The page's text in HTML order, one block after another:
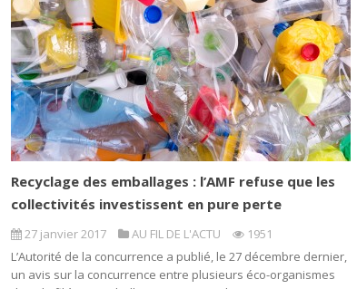
Recyclage des emballages : l’AMF refuse que les
collectivités investissent en pure perte
27 janvier 2017 AU FIL DE L'ACTU
1951
L’Autorité de la concurrence a publié, le 27 décembre dernier,
un avis sur la concurrence entre plusieurs éco-organismes